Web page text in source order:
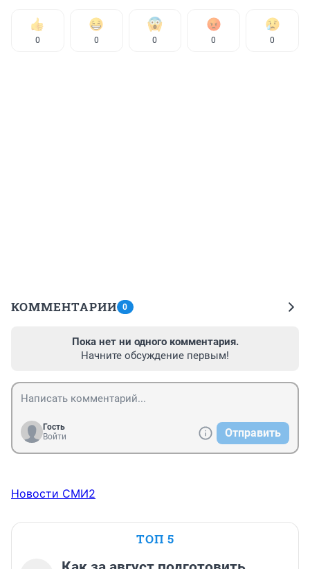
0 0 0 0 0
КОММЕНТАРИИ 0
Пока нет ни одного комментария.
Начните обсуждение первым!
Гость
Войти
Отправить
Новости СМИ2
ТОП 5